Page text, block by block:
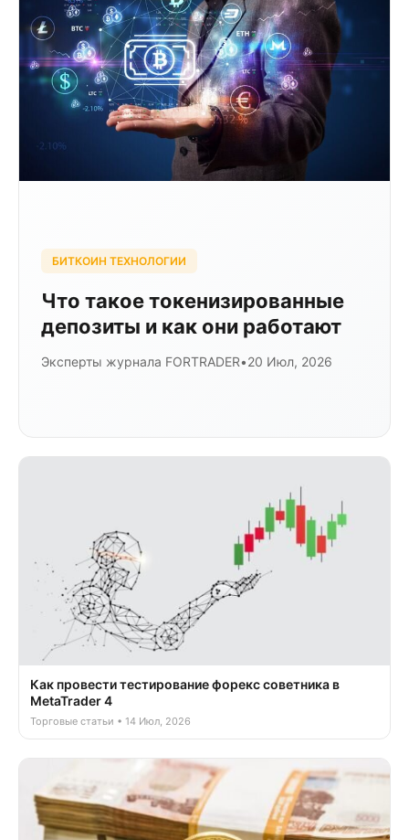
БИТКОИН ТЕХНОЛОГИИ
Что такое токенизированные
депозиты и как они работают
Эксперты журнала FORTRADER•20 Июл, 2026
Как провести тестирование форекс советника в
MetaTrader 4
Торговые статьи • 14 Июл, 2026